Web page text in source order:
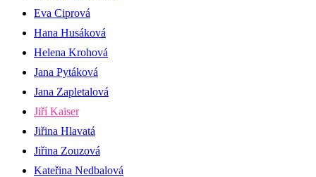
Eva Ciprová
Hana Husáková
Helena Krohová
Jana Pytáková
Jana Zapletalová
Jiří Kaiser
Jiřina Hlavatá
Jiřina Zouzová
Kateřina Nedbalová